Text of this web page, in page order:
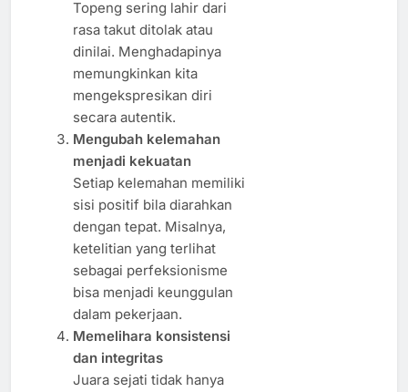
Topeng sering lahir dari
rasa takut ditolak atau
dinilai. Menghadapinya
memungkinkan kita
mengekspresikan diri
secara autentik.
Mengubah kelemahan
menjadi kekuatan
Setiap kelemahan memiliki
sisi positif bila diarahkan
dengan tepat. Misalnya,
ketelitian yang terlihat
sebagai perfeksionisme
bisa menjadi keunggulan
dalam pekerjaan.
Memelihara konsistensi
dan integritas
Juara sejati tidak hanya